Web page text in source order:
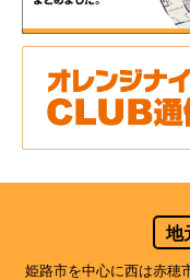
地
姫路市を中心に西は赤穂